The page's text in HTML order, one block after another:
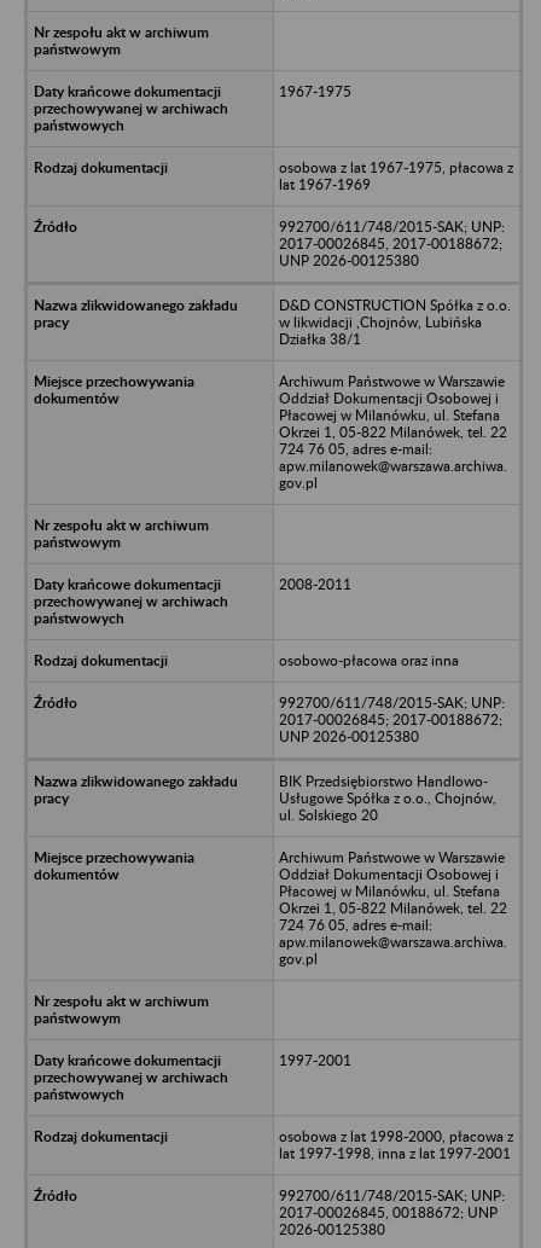
1967-1975
osobowa z lat 1967-1975, płacowa z
lat 1967-1969
992700/611/748/2015-SAK; UNP:
2017-00026845, 2017-00188672;
UNP 2026-00125380
D&D CONSTRUCTION Spółka z o.o.
w likwidacji ,Chojnów, Lubińska
Działka 38/1
Archiwum Państwowe w Warszawie
Oddział Dokumentacji Osobowej i
Płacowej w Milanówku, ul. Stefana
Okrzei 1, 05-822 Milanówek, tel. 22
724 76 05, adres e-mail:
apw.milanowek@warszawa.archiwa.
gov.pl
2008-2011
osobowo-płacowa oraz inna
992700/611/748/2015-SAK; UNP:
2017-00026845; 2017-00188672;
UNP 2026-00125380
BIK Przedsiębiorstwo Handlowo-
Usługowe Spółka z o.o., Chojnów,
ul. Solskiego 20
Archiwum Państwowe w Warszawie
Oddział Dokumentacji Osobowej i
Płacowej w Milanówku, ul. Stefana
Okrzei 1, 05-822 Milanówek, tel. 22
724 76 05, adres e-mail:
apw.milanowek@warszawa.archiwa.
gov.pl
1997-2001
osobowa z lat 1998-2000, płacowa z
lat 1997-1998, inna z lat 1997-2001
992700/611/748/2015-SAK; UNP:
2017-00026845, 00188672; UNP
2026-00125380